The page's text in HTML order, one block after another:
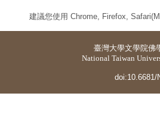
建議您使用 Chrome, Firefox,
臺灣大學文學院佛
National Taiwan
doi:10.6681/